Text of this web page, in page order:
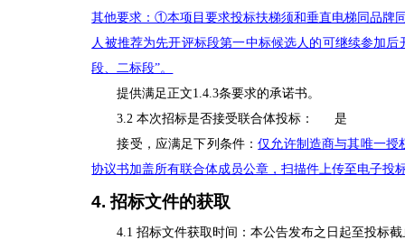
其他要求：①本项目要求投标扶梯须和垂直电梯同品牌
人被推荐为先开评标段第一中标候选人的可继续参加
段、二标段”。
提供满足正文1.4.3条要求的承诺书。
3.2本次招标是否接受联合体投标：
是
接受，应满足下列条件：仅允许制造商与其唯一授
协议书加盖所有联合体成员公章，扫描件上传至电子投
4.招标文件的获取
4.1招标文件获取时间：本公告发布之日起至投标